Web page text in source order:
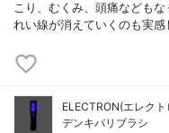
こり、むくみ、頭痛なども
れい線が消えていくのも実
ELECTRON(エレクト
デンキバリブラシ